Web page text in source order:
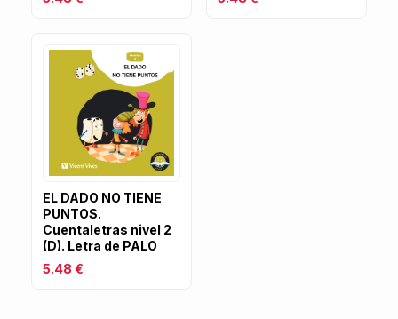
EL DADO NO TIENE
PUNTOS.
Cuentaletras nivel 2
(D). Letra de PALO
5.48 €